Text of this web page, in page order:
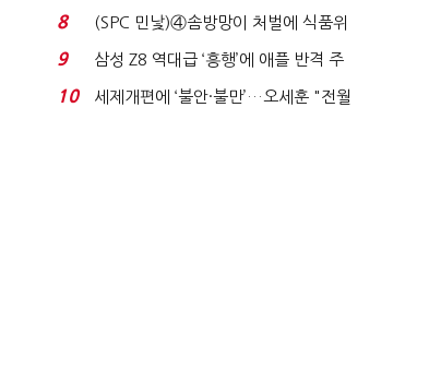
청래 '초접전'...
8
(SPC 민낯)④솜방망이 처벌에 식품위
생법 위반 반복...
9
삼성 Z8 역대급 ‘흥행’에 애플 반격 주
목…9월 ‘폴...
10
세제개편에 ‘불안·불만’…오세훈 "전월